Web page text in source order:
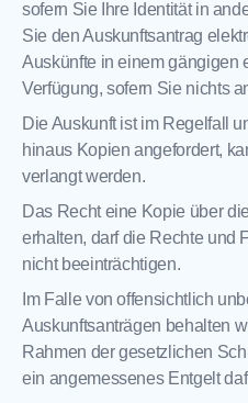
sofern Sie Ihre Identität in
Sie den Auskunftsantrag
Auskünfte in einem gängigen
Verfügung, sofern Sie nichts
Die Auskunft ist im Regelfall
hinaus Kopien angefordert,
verlangt werden.
Das Recht eine Kopie über
erhalten, darf die Rechte und
nicht beeinträchtigen.
Im Falle von offensichtlich
Auskunftsanträgen behalten
Rahmen der gesetzlichen
ein angemessenes Entgelt